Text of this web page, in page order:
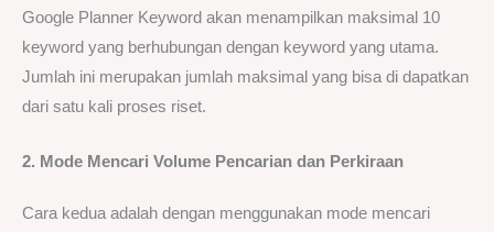
Google Planner Keyword akan menampilkan maksimal 10
keyword yang berhubungan dengan keyword yang utama.
Jumlah ini merupakan jumlah maksimal yang bisa di dapatkan
dari satu kali proses riset.
2. Mode Mencari Volume Pencarian dan Perkiraan
Cara kedua adalah dengan menggunakan mode mencari